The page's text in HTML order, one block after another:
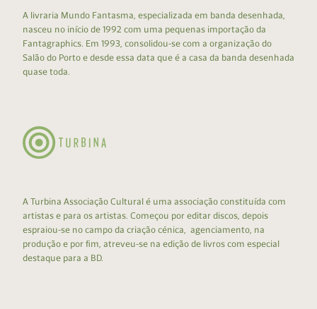
A livraria Mundo Fantasma, especializada em banda desenhada,
nasceu no início de 1992 com uma pequenas importação da
Fantagraphics. Em 1993, consolidou-se com a organização do
Salão do Porto e desde essa data que é a casa da banda desenhada
quase toda.
A Turbina Associação Cultural é uma associação constituída com
artistas e para os artistas. Começou por editar discos, depois
espraiou-se no campo da criação cénica, agenciamento, na
produção e por fim, atreveu-se na edição de livros com especial
destaque para a BD.